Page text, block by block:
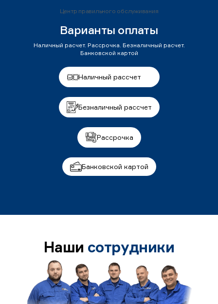
Центр правильного обслуживания
Варианты оплаты
Наличный расчет. Рассрочка. Безналичный расчет.
Банковской картой
Наличный рассчет
Безналичный рассчет
Рассрочка
Банковской картой
Наши сотрудники